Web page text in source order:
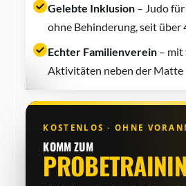
Gelebte Inklusion– Judo
ohne Behinderung, seit über
Echter Familienverein– mit
Aktivitäten neben der Matte
KOSTENLOS · OHNE
KOMM ZUM